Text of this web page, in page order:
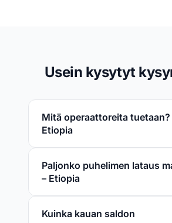
Usein kysytyt
Mitä operaattoreita tuetaan?
Etiopia
Paljonko puhelimen lataus
– Etiopia
Kuinka kauan saldon